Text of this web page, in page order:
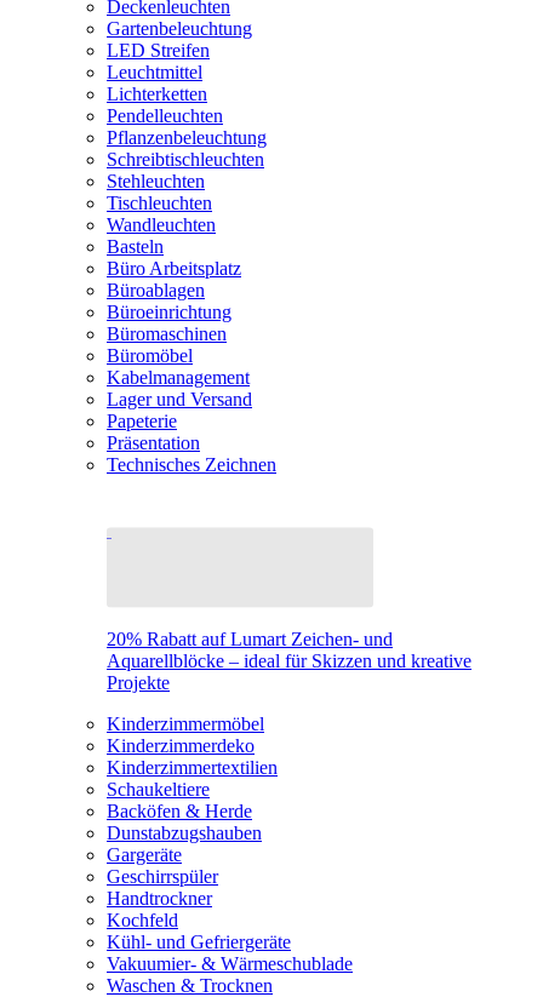
Deckenleuchten
Gartenbeleuchtung
LED Streifen
Leuchtmittel
Lichterketten
Pendelleuchten
Pflanzenbeleuchtung
Schreibtischleuchten
Stehleuchten
Tischleuchten
Wandleuchten
Basteln
Büro Arbeitsplatz
Büroablagen
Büroeinrichtung
Büromaschinen
Büromöbel
Kabelmanagement
Lager und Versand
Papeterie
Präsentation
Technisches Zeichnen
20% Rabatt auf Lumart Zeichen- und
Aquarellblöcke – ideal für Skizzen und kreative
Projekte
Kinderzimmermöbel
Kinderzimmerdeko
Kinderzimmertextilien
Schaukeltiere
Backöfen & Herde
Dunstabzugshauben
Gargeräte
Geschirrspüler
Handtrockner
Kochfeld
Kühl- und Gefriergeräte
Vakuumier- & Wärmeschublade
Waschen & Trocknen